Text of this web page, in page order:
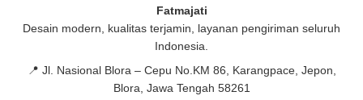
Fatmajati
Desain modern, kualitas terjamin, layanan pengiriman seluruh
Indonesia.
📍 Jl. Nasional Blora – Cepu No.KM 86, Karangpace, Jepon,
Blora, Jawa Tengah 58261